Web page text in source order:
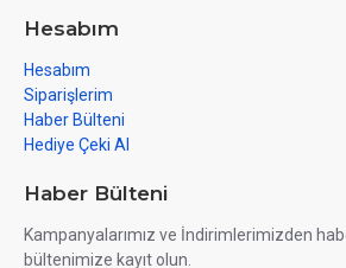
Hesabım
Hesabım
Siparişlerim
Haber Bülteni
Hediye Çeki Al
Haber Bülteni
Kampanyalarımız ve İndirimlerimizden
bültenimize kayıt olun.